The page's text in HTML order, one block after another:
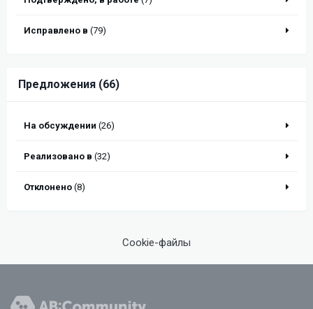
Исправлено в (79)
Предложения (66)
На обсуждении (26)
Реализовано в (32)
Отклонено (8)
Cookie-файлы